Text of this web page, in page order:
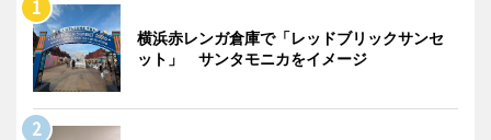
横浜赤レンガ倉庫で「レッドブリックサンセ
ット」 サンタモニカをイメージ